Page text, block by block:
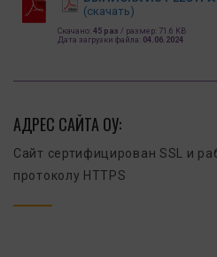
(скачать)
Скачано:45 раз / размер: 71.6 KB
Дата загрузки файла: 04.06.2024
АДРЕС САЙТА ОУ:
Сайт сертифицирован SSL и
протоколу HTTPS